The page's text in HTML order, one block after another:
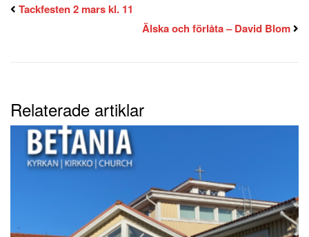
Tackfesten 2 mars kl. 11
Älska och förlåta – David Blom
Relaterade artiklar